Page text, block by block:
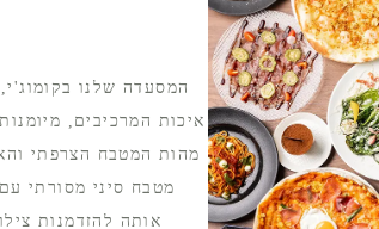
המסעדה שלנו
איכות המרכיבים,
מהות המטבח הצרפתי
מטבח סיני מסורתי
אותה להזדמנות